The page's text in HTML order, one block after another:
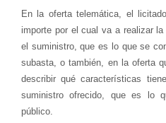
En la oferta telemática, el
importe por el cual va a realizar
el suministro, que es lo que se
subasta, o también, en la oferta
describir qué características
suministro ofrecido, que es lo
público.